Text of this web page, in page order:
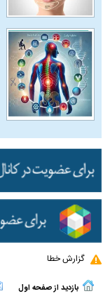
گزارش خطا
بازدید از صفحه اول